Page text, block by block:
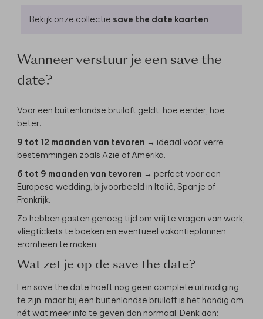
Bekijk onze collectie save the date kaarten
Wanneer verstuur je een save the
date?
Voor een buitenlandse bruiloft geldt: hoe eerder, hoe
beter.
9 tot 12 maanden van tevoren → ideaal voor verre
bestemmingen zoals Azië of Amerika.
6 tot 9 maanden van tevoren → perfect voor een
Europese wedding, bijvoorbeeld in Italië, Spanje of
Frankrijk.
Zo hebben gasten genoeg tijd om vrij te vragen van werk,
vliegtickets te boeken en eventueel vakantieplannen
eromheen te maken.
Wat zet je op de save the date?
Een save the date hoeft nog geen complete uitnodiging
te zijn, maar bij een buitenlandse bruiloft is het handig om
nét wat meer info te geven dan normaal. Denk aan: